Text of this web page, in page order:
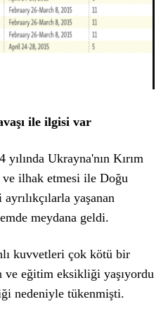
ile ilgisi var
yılında Ukrayna'nın Kırım
ve ilhak etmesi ile Doğu
yaşanan
meydana geldi.
kuvvetleri çok kötü bir
ve eğitim eksikliği yaşıyordu
nedeniyle tükenmişti.